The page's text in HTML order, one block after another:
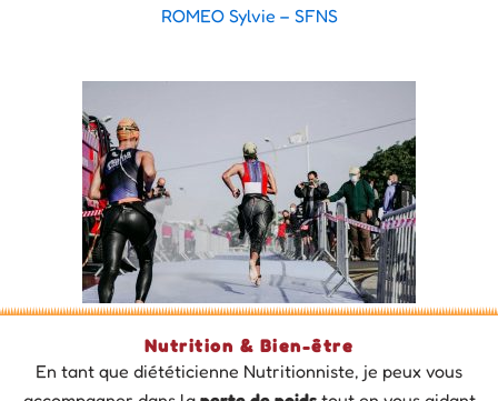
ROMEO Sylvie – SFNS
Nutrition & Bien-être
En tant que diététicienne Nutritionniste, je peux vous